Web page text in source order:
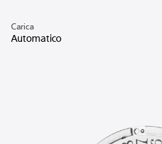
Carica
Automatico